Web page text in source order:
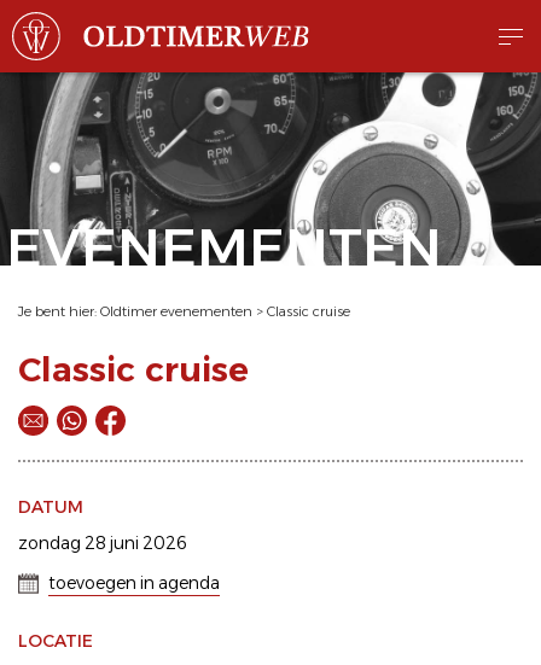
EVENEMENTEN
Je bent hier: Oldtimer evenementen > Classic cruise
Classic cruise
DATUM
zondag 28 juni 2026
toevoegen in agenda
LOCATIE